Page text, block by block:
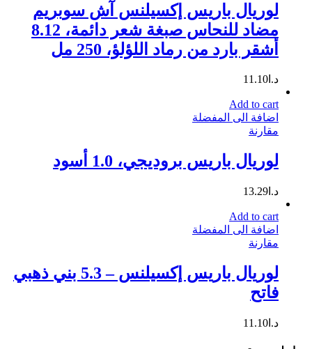
لوريال باريس إكسيلنس آش سوبريم
مضاد للنحاس صبغة شعر دائمة، 8.12
أشقر بارد من رماد اللؤلؤ، 250 مل
د.ا 11.10
Add to cart
اضافة الى المفضلة
مقارنة
لوريال باريس بروديجي، 1.0 أسود
د.ا 13.29
Add to cart
اضافة الى المفضلة
مقارنة
لوريال باريس إكسيلنس – 5.3 بني ذهبي
فاتح
د.ا 11.10